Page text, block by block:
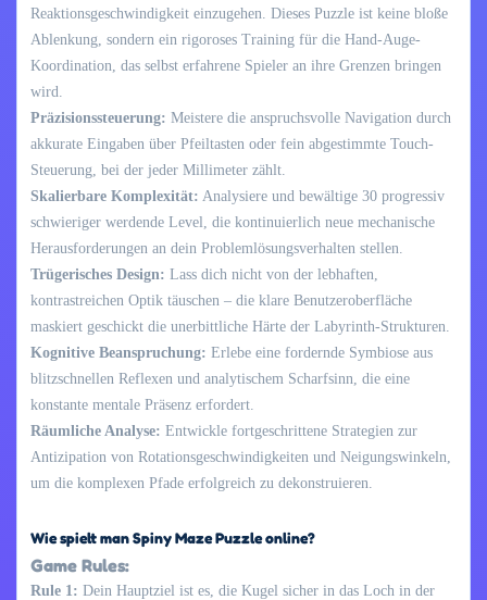
Reaktionsgeschwindigkeit einzugehen. Dieses Puzzle ist keine bloße
Ablenkung, sondern ein rigoroses Training für die Hand-Auge-
Koordination, das selbst erfahrene Spieler an ihre Grenzen bringen
wird.
Präzisionssteuerung: Meistere die anspruchsvolle Navigation durch
akkurate Eingaben über Pfeiltasten oder fein abgestimmte Touch-
Steuerung, bei der jeder Millimeter zählt.
Skalierbare Komplexität: Analysiere und bewältige 30 progressiv
schwieriger werdende Level, die kontinuierlich neue mechanische
Herausforderungen an dein Problemlösungsverhalten stellen.
Trügerisches Design: Lass dich nicht von der lebhaften,
kontrastreichen Optik täuschen – die klare Benutzeroberfläche
maskiert geschickt die unerbittliche Härte der Labyrinth-Strukturen.
Kognitive Beanspruchung: Erlebe eine fordernde Symbiose aus
blitzschnellen Reflexen und analytischem Scharfsinn, die eine
konstante mentale Präsenz erfordert.
Räumliche Analyse: Entwickle fortgeschrittene Strategien zur
Antizipation von Rotationsgeschwindigkeiten und Neigungswinkeln,
um die komplexen Pfade erfolgreich zu dekonstruieren.
Wie spielt man Spiny Maze Puzzle online?
Game Rules:
Rule 1: Dein Hauptziel ist es, die Kugel sicher in das Loch in der